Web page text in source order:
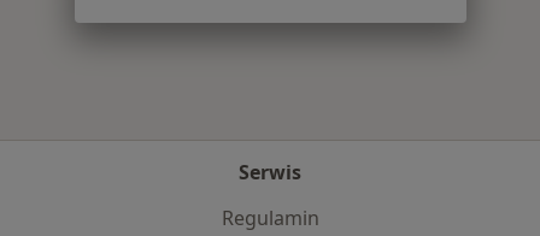
Serwis
Regulamin